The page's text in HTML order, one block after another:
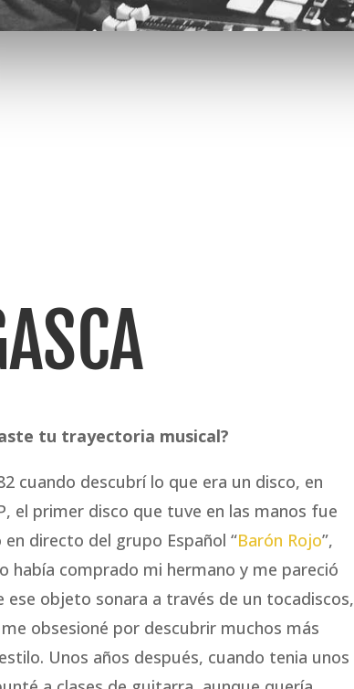
tu trayectoria musical?
cuando descubrí lo que era un disco, en
el primer disco que tuve en las manos fue
directo del grupo Español “Barón Rojo”,
había comprado mi hermano y me pareció
ese objeto sonara a través de un tocadiscos,
obsesioné por descubrir muchos más
Unos años después, cuando tenia unos